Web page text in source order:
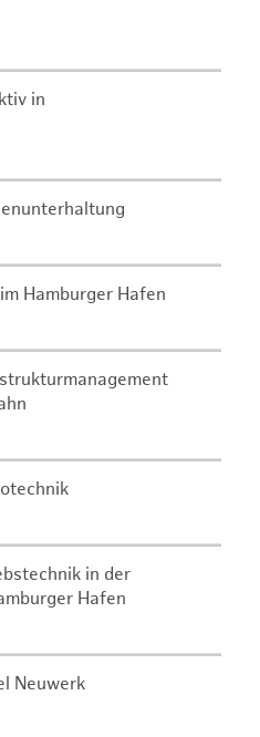
in
Hamburger Hafen
in der
Hafen
Neuwerk